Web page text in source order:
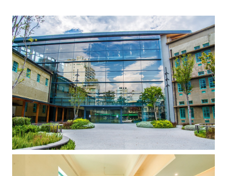
網
站
導
覽
常
見
問
答
EN